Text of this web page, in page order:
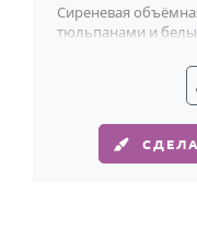
Сиреневая
тюльпанами и